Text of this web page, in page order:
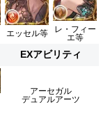
エッセル等
レ・フィー
エ等
EXアビリティ
アーセガル
デュアルアーツ